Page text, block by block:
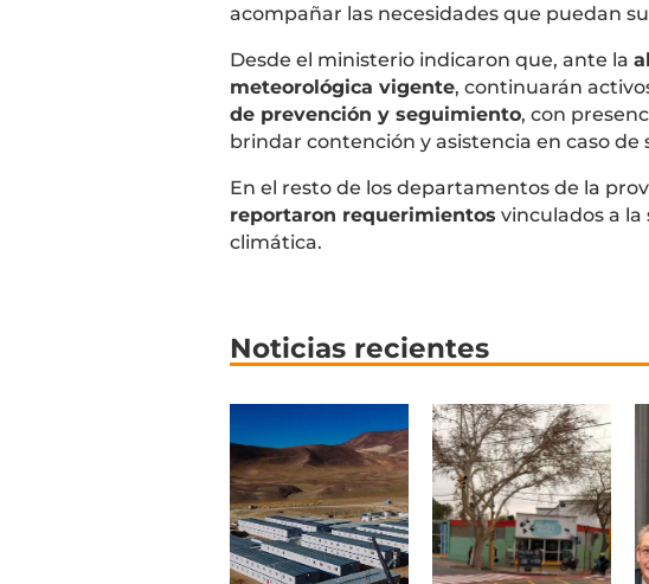
acompañar las necesidades que puedan
Desde el ministerio indicaron que, ante la
meteorológica vigente, continuarán
de prevención y seguimiento, con
brindar contención y asistencia en caso de
En el resto de los departamentos de la
reportaron requerimientos vinculados a la
climática.
Noticias recientes